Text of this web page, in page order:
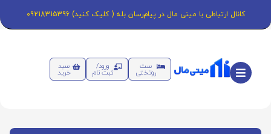
کانال ارتباطی با مینی مال در پیام‌رسان بله ( کلیک کنید) 09218315396
ست
روتختی
ورود/
ثبت نام
سبد
خرید